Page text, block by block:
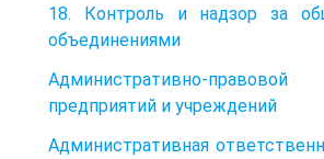
18. Контроль и надзор за
объединениями
Административно-
предприятий и учреждений
Административная